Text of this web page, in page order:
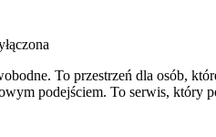
To przestrzeń dla osób,
podejściem. To serwis, który